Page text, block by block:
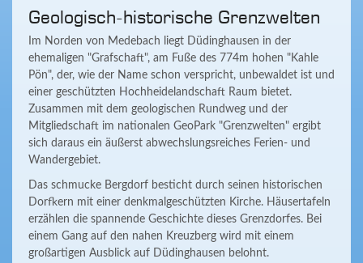
Geologisch-historische Grenzwelten
Im Norden von Medebach liegt Düdinghausen in der
ehemaligen "Grafschaft", am Fuße des 774m hohen "Kahle
Pön", der, wie der Name schon verspricht, unbewaldet ist und
einer geschützten Hochheidelandschaft Raum bietet.
Zusammen mit dem geologischen Rundweg und der
Mitgliedschaft im nationalen GeoPark "Grenzwelten" ergibt
sich daraus ein äußerst abwechslungsreiches Ferien- und
Wandergebiet.
Das schmucke Bergdorf besticht durch seinen historischen
Dorfkern mit einer denkmalgeschützten Kirche. Häusertafeln
erzählen die spannende Geschichte dieses Grenzdorfes. Bei
einem Gang auf den nahen Kreuzberg wird mit einem
großartigen Ausblick auf Düdinghausen belohnt.